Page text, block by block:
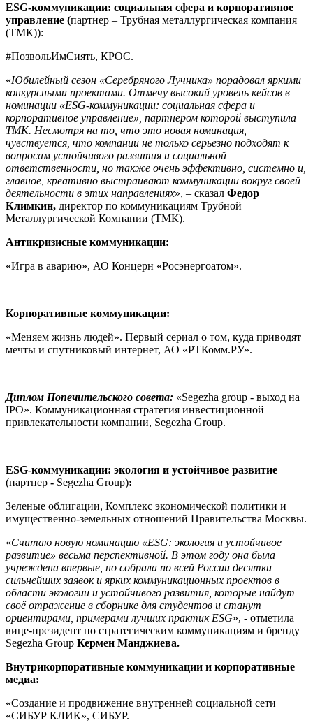
ESG-коммуникации: социальная сфера и корпоративное
управление (партнер – Трубная металлургическая компания
(ТМК)):
#ПозвольИмСиять, КРОС.
«Юбилейный сезон «Серебряного Лучника» порадовал яркими
конкурсными проектами. Отмечу высокий уровень кейсов в
номинации «ESG-коммуникации: социальная сфера и
корпоративное управление», партнером которой выступила
ТМК. Несмотря на то, что это новая номинация,
чувствуется, что компании не только серьезно подходят к
вопросам устойчивого развития и социальной
ответственности, но также очень эффективно, системно и,
главное, креативно выстраивают коммуникации вокруг своей
деятельности в этих направлениях», – сказал Федор
Климкин, директор по коммуникациям Трубной
Металлургической Компании (ТМК).
Антикризисные коммуникации:
«Игра в аварию», АО Концерн «Росэнергоатом».
Корпоративные коммуникации:
«Меняем жизнь людей». Первый сериал о том, куда приводят
мечты и спутниковый интернет, АО «РТКомм.РУ».
Диплом Попечительского совета: «Segezha group - выход на
IPO». Коммуникационная стратегия инвестиционной
привлекательности компании, Segezha Group.
ESG-коммуникации: экология и устойчивое развитие
(партнер - Segezha Group):
Зеленые облигации, Комплекс экономической политики и
имущественно-земельных отношений Правительства Москвы.
«Считаю новую номинацию «ESG: экология и устойчивое
развитие» весьма перспективной. В этом году она была
учреждена впервые, но собрала по всей России десятки
сильнейших заявок и ярких коммуникационных проектов в
области экологии и устойчивого развития, которые найдут
своё отражение в сборнике для студентов и станут
ориентирами, примерами лучших практик ESG», - отметила
вице-президент по стратегическим коммуникациям и бренду
Segezha Group Кермен Манджиева.
Внутрикорпоративные коммуникации и корпоративные
медиа:
«Создание и продвижение внутренней социальной сети
«СИБУР КЛИК», СИБУР.